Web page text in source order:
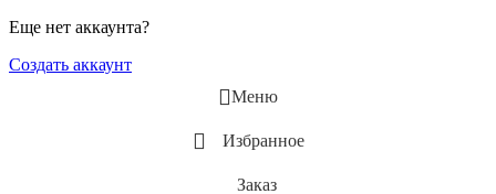
Еще нет аккаунта?
Создать аккаунт
Меню
Избранное
Заказ